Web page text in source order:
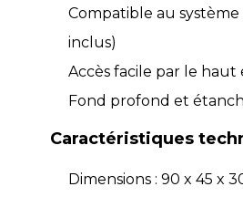
Compatible au
inclus)
Accès facile par le haut
Fond profond et
Caractéristiques
Dimensions : 90 x 45 x